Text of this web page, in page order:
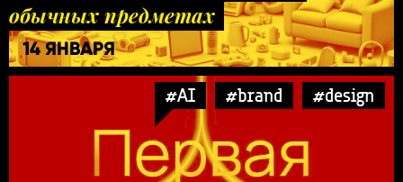
обычных предметах
14 ЯНВАРЯ
#AI #brand #design